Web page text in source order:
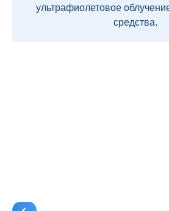
ультрафиолетовое
средства.